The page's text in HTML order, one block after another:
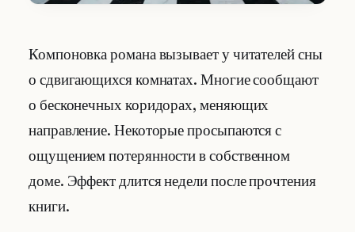
Компоновка романа вызывает у читателей сны
о сдвигающихся комнатах. Многие сообщают
о бесконечных коридорах, меняющих
направление. Некоторые просыпаются с
ощущением потерянности в собственном
доме. Эффект длится недели после прочтения
книги.